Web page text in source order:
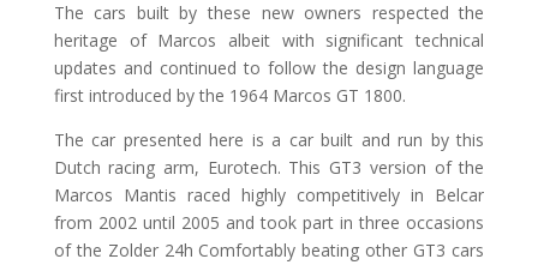
The cars built by these new owners respected the
heritage of Marcos albeit with significant technical
updates and continued to follow the design language
first introduced by the 1964 Marcos GT 1800.
The car presented here is a car built and run by this
Dutch racing arm, Eurotech. This GT3 version of the
Marcos Mantis raced highly competitively in Belcar
from 2002 until 2005 and took part in three occasions
of the Zolder 24h Comfortably beating other GT3 cars